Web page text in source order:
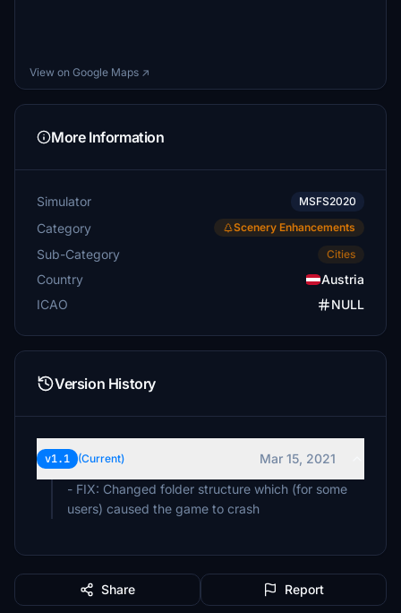
View on Google Maps ↗
More Information
Simulator MSFS2020
Category Scenery Enhancements
Sub-Category Cities
Country
Austria
ICAO
NULL
Version History
v1.1 (Current)
Mar 15, 2021
- FIX: Changed folder structure which (for some
users) caused the game to crash
Share Report